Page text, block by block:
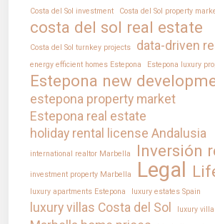
Costa del Sol investment Costa del Sol property
costa del sol real estate
Costa del Sol turnkey projects data-driven
energy efficient homes Estepona Estepona luxury
Estepona new
estepona property market
Estepona real estate
holiday rental license Andalusia
international realtor Marbella Inversión
investment property Marbella Legal
luxury apartments Estepona luxury estates Spain
luxury villas Costa del Sol luxury
Mirador Del Mar Local 35 Bahia de
Malaga
+34 621 082 696
info@intrechomes.com